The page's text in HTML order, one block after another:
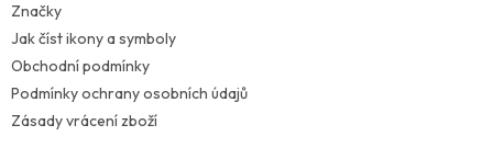
Značky
Jak číst ikony a symboly
Obchodní podmínky
Podmínky ochrany osobních údajů
Zásady vrácení zboží